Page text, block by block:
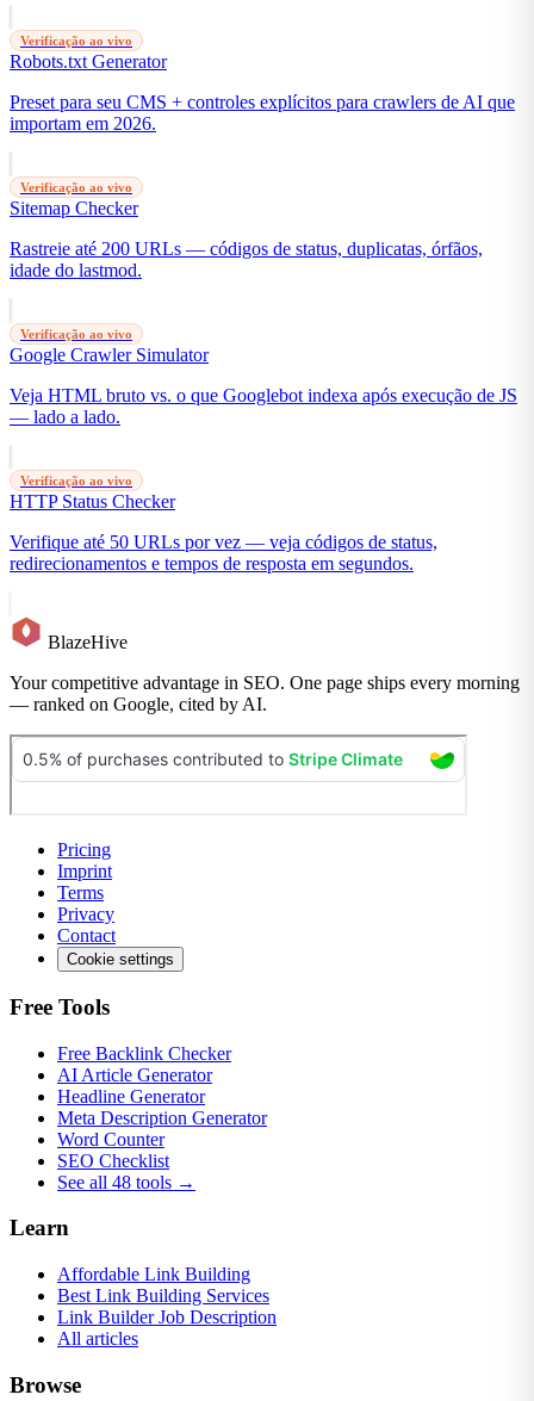
Verificação ao vivo
Robots.txt Generator
Preset para seu CMS + controles explícitos para crawlers de AI que
importam em 2026.
Verificação ao vivo
Sitemap Checker
Rastreie até 200 URLs — códigos de status, duplicatas, órfãos,
idade do lastmod.
Verificação ao vivo
Google Crawler Simulator
Veja HTML bruto vs. o que Googlebot indexa após execução de JS
— lado a lado.
Verificação ao vivo
HTTP Status Checker
Verifique até 50 URLs por vez — veja códigos de status,
redirecionamentos e tempos de resposta em segundos.
BlazeHive
Your competitive advantage in SEO. One page ships every morning
— ranked on Google, cited by AI.
Pricing
Imprint
Terms
Privacy
Contact
Cookie settings
Free Tools
Free Backlink Checker
AI Article Generator
Headline Generator
Meta Description Generator
Word Counter
SEO Checklist
See all 48 tools →
Learn
Affordable Link Building
Best Link Building Services
Link Builder Job Description
All articles
Browse